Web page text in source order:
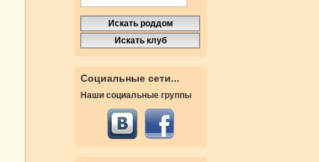
Социальные сети...
Наши социальные группы